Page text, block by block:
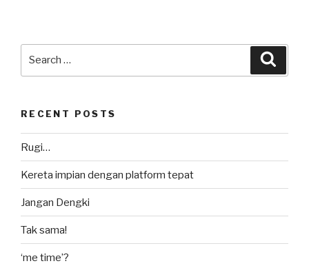
RECENT POSTS
Rugi…
Kereta impian dengan platform tepat
Jangan Dengki
Tak sama!
‘me time’?